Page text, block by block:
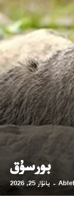
بورسۇق
- يانۋار 25, 2026